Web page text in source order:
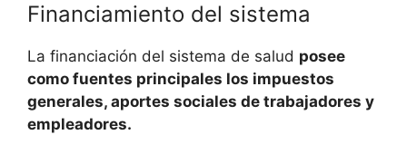
Financiamiento del sistema
La financiación del sistema de salud posee
como fuentes principales los impuestos
generales, aportes sociales de trabajadores y
empleadores.